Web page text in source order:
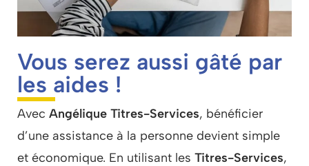
Vous serez aussi gâté par
les aides !
Avec Angélique Titres-Services, bénéficier
d’une assistance à la personne devient simple
et économique. En utilisant les Titres-Services,